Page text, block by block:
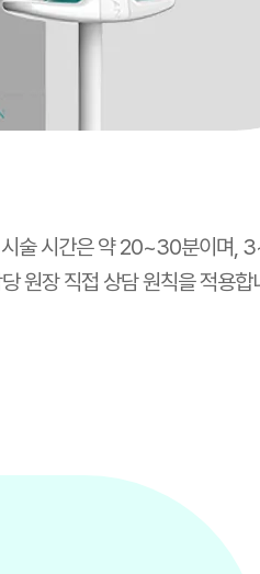
시술 시간은 약 20~30분이며,
원장 직접 상담 원칙을 적용합